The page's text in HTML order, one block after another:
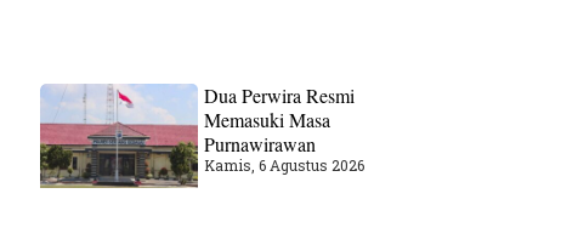
Dua Perwira Resmi
Memasuki Masa
Purnawirawan
Kamis, 6 Agustus 2026